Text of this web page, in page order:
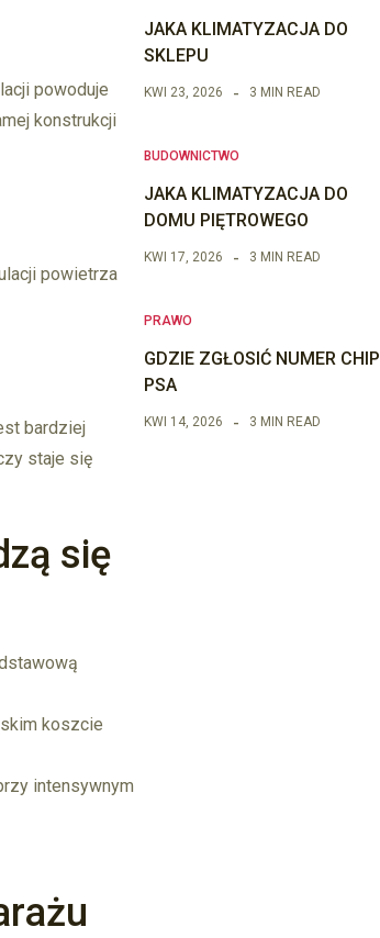
powoduje
konstrukcji
powietrza
bardziej
staje się
się
koszcie
intensywnym
JAKA KLIMATYZACJA DO
SKLEPU
KWI 23, 2026 3 MIN READ
BUDOWNICTWO
JAKA KLIMATYZACJA DO
DOMU PIĘTROWEGO
KWI 17, 2026 3 MIN READ
PRAWO
GDZIE ZGŁOSIĆ NUMER CHIP
PSA
KWI 14, 2026 3 MIN READ